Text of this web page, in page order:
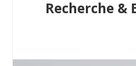
Recherche &